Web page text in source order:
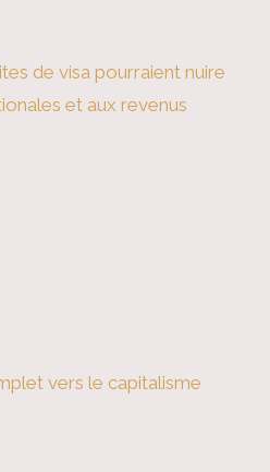
de visa pourraient nuire
et aux revenus
vers le capitalisme